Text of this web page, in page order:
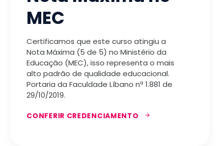
MEC
Certificamos que este curso atingiu a
Nota Máxima (5 de 5) no Ministério da
Educação (MEC), isso representa o mais
alto padrão de qualidade educacional.
Portaria da Faculdade Líbano nª 1.881 de
29/10/2019.
CONFERIR CREDENCIAMENTO